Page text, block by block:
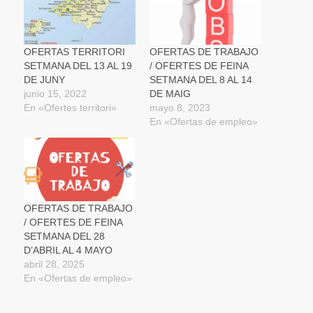
ventana
nueva)
ventana
nueva)
ventana un
amigo
(Se
en
una
ventana
nueva)
OFERTAS TERRITORI
SETMANA DEL 13 AL 19
DE JUNY
junio 15, 2022
En «Ofertes territori»
OFERTAS DE TRABAJO
/ OFERTES DE FEINA
SETMANA DEL 8 AL 14
DE MAIG
mayo 8, 2023
En «Ofertas de empleo»
OFERTAS DE TRABAJO
/ OFERTES DE FEINA
SETMANA DEL 28
D’ABRIL AL 4 MAYO
abril 28, 2025
En «Ofertas de empleo»